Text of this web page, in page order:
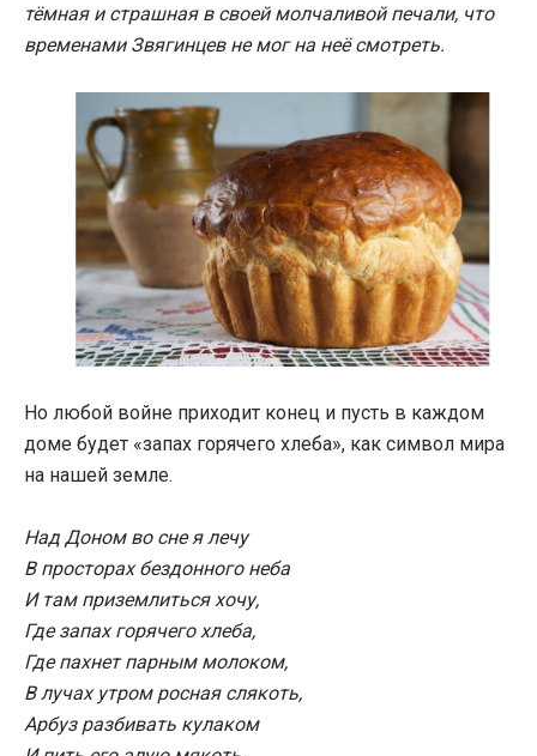
тёмная и страшная в своей молчаливой печали, что
временами Звягинцев не мог на неё смотреть.
Но любой войне приходит конец и пусть в каждом
доме будет «запах горячего хлеба», как символ мира
на нашей земле.
Над Доном во сне я лечу
В просторах бездонного неба
И там приземлиться хочу,
Где запах горячего хлеба,
Где пахнет парным молоком,
В лучах утром росная слякоть,
Арбуз разбивать кулаком